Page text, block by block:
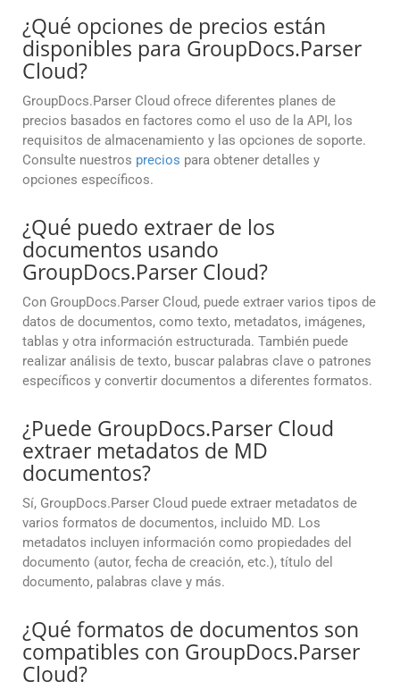
¿Qué opciones de precios están
disponibles para GroupDocs.Parser
Cloud?
GroupDocs.Parser Cloud ofrece diferentes planes de
precios basados en factores como el uso de la API, los
requisitos de almacenamiento y las opciones de soporte.
Consulte nuestros precios para obtener detalles y
opciones específicos.
¿Qué puedo extraer de los
documentos usando
GroupDocs.Parser Cloud?
Con GroupDocs.Parser Cloud, puede extraer varios tipos de
datos de documentos, como texto, metadatos, imágenes,
tablas y otra información estructurada. También puede
realizar análisis de texto, buscar palabras clave o patrones
específicos y convertir documentos a diferentes formatos.
¿Puede GroupDocs.Parser Cloud
extraer metadatos de MD
documentos?
Sí, GroupDocs.Parser Cloud puede extraer metadatos de
varios formatos de documentos, incluido MD. Los
metadatos incluyen información como propiedades del
documento (autor, fecha de creación, etc.), título del
documento, palabras clave y más.
¿Qué formatos de documentos son
compatibles con GroupDocs.Parser
Cloud?